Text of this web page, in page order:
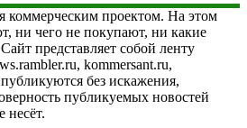
коммерческим проектом. На этом
ни чего не покупают, ни какие
представляет собой ленту
kommersant.ru,
без искажения,
публикуемых новостей
несёт.